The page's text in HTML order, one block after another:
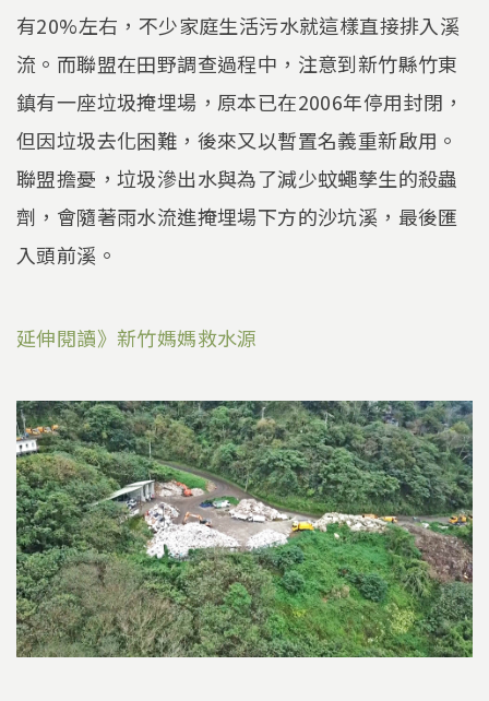
有20%左右，不少家庭生活污水就這樣直接排入溪
流。而聯盟在田野調查過程中，注意到新竹縣竹東
鎮有一座垃圾掩埋場，原本已在2006年停用封閉，
但因垃圾去化困難，後來又以暫置名義重新啟用。
聯盟擔憂，垃圾滲出水與為了減少蚊蠅孳生的殺蟲
劑，會隨著雨水流進掩埋場下方的沙坑溪，最後匯
入頭前溪。
延伸閱讀》新竹媽媽救水源